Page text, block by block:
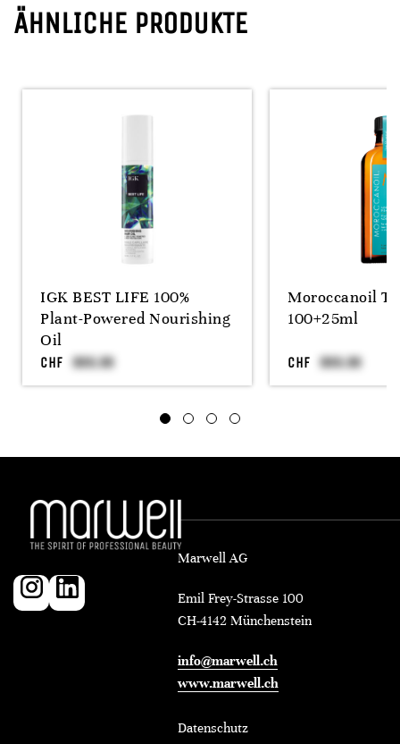
ÄHNLICHE PRODUKTE
IGK BEST LIFE 100%
Plant-Powered Nourishing
Oil
CHF
Moroccanoil
100+25ml
CHF
Marwell AG
Emil Frey-Strasse 100
CH-4142 Münchenstein
info@marwell.ch
www.marwell.ch
Datenschutz